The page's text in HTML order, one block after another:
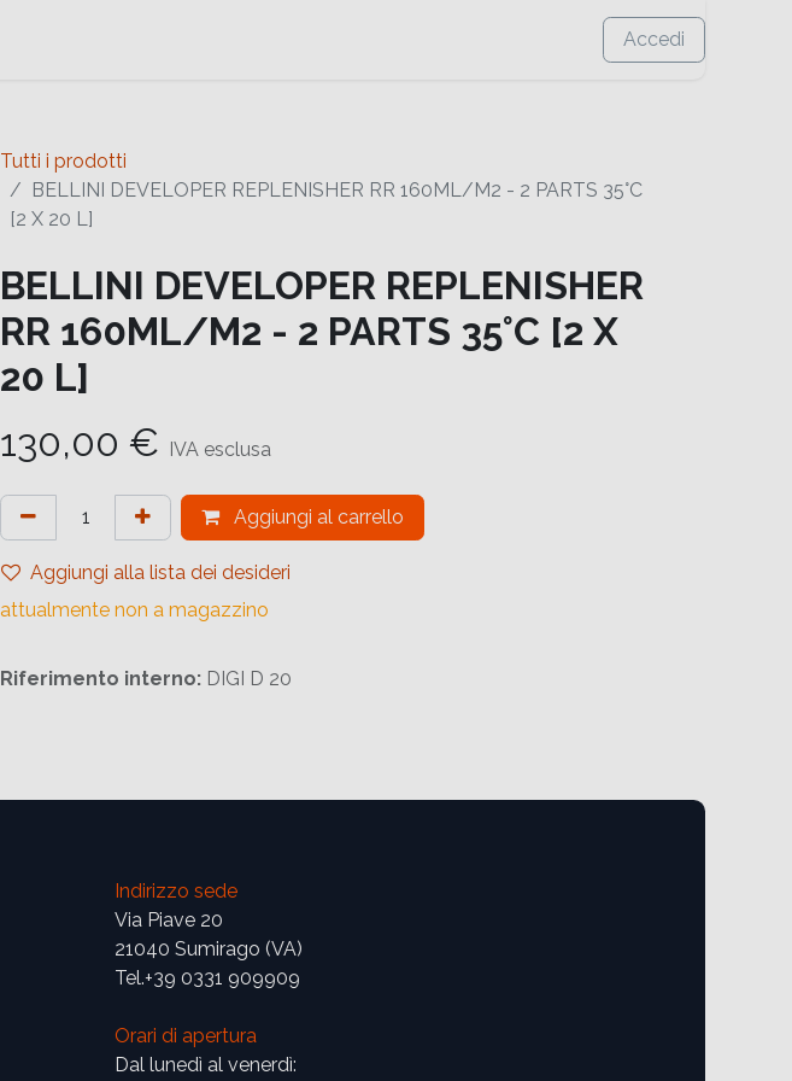
Accedi
Tutti i prodotti
BELLINI DEVELOPER REPLENISHER RR 160ML/M2 - 2 PARTS 35°C
[2 X 20 L]
BELLINI DEVELOPER REPLENISHER
RR 160ML/M2 - 2 PARTS 35°C [2 X
20 L]
130,00 € IVA esclusa
Aggiungi al carrello
Aggiungi alla lista dei desideri
attualmente non a magazzino
Riferimento interno: DIGI D 20
Indirizzo sede
Via Piave 20
21040 Sumirago (VA)
Tel.+39 0331 909909
Orari di apertura
Dal lunedì al venerdì: